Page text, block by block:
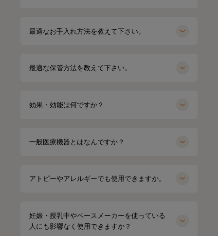
最適なお手入れ方法を教えて下さい。
最適な保管方法を教えて下さい。
効果・効能は何ですか？
一般医療機器とはなんですか？
アトピーやアレルギーでも使用できますか。
妊娠・授乳中やペースメーカーを使っている
人にも影響なく使用できますか？